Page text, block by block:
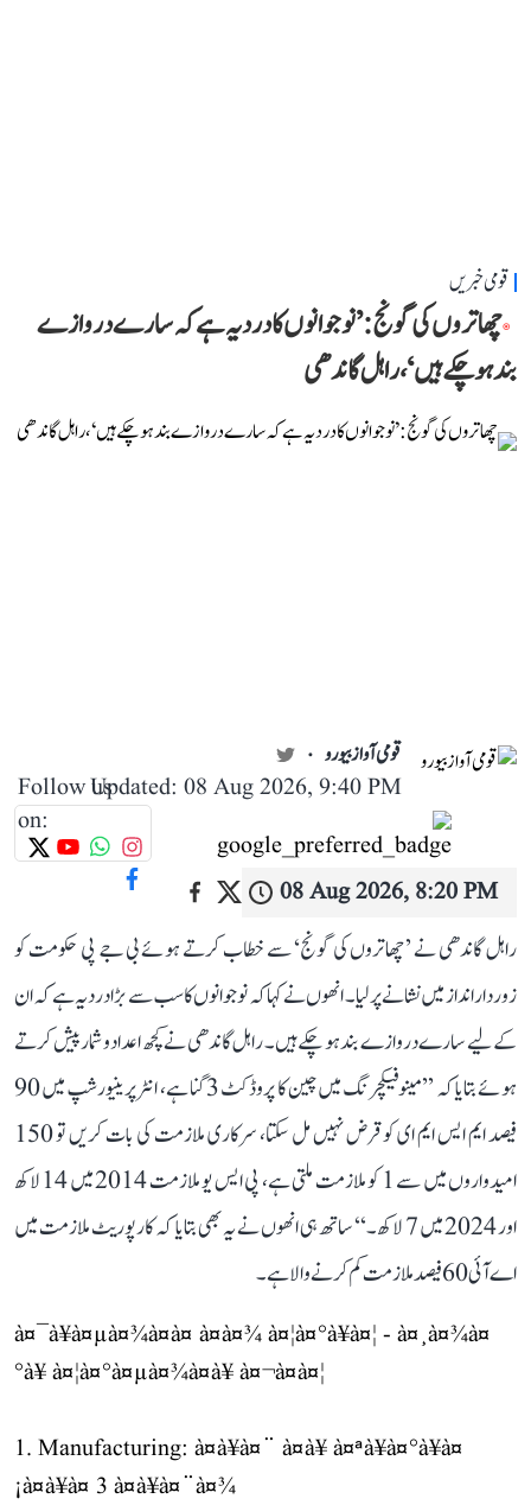
قومی خبریں
چھاتروں کی گونج: ’نوجوانوں کا درد یہ ہے کہ سارے دروازے
بند ہو چکے ہیں‘، راہل گاندھی
قومی آواز بیورو
Updated: 08 Aug 2026, 9:40 PM
Follow us
on:
08 Aug 2026, 8:20 PM
راہل گاندھی نے ’چھاتروں کی گونج‘ سے خطاب کرتے ہوئے بی جے پی حکومت کو
زوردار انداز میں نشانے پر لیا۔ انھوں نے کہا کہ نوجوانوں کا سب سے بڑا درد یہ ہے کہ ان
کے لیے سارے دروازے بند ہو چکے ہیں۔ راہل گاندھی نے کچھ اعداد و شمار پیش کرتے
ہوئے بتایا کہ ’’مینوفیکچرنگ میں چین کا پروڈکٹ 3 گنا ہے، انٹرپرینیورشپ میں 90
فیصد ایم ایس ایم ای کو قرض نہیں مل سکتا، سرکاری ملازمت کی بات کریں تو 150
امیدواروں میں سے 1 کو ملازمت ملتی ہے، پی ایس یو ملازمت 2014 میں 14 لاکھ
اور 2024 میں 7 لاکھ۔‘‘ ساتھ ہی انھوں نے یہ بھی بتایا کہ کارپوریٹ ملازمت میں
اے آئی 60 فیصد ملازمت کم کرنے والا ہے۔
à¤¯à¥à¤µà¤¾à¤à¤ à¤à¤¾ à¤¦à¤°à¥à¤¦ - à¤¸à¤¾à¤
°à¥ à¤¦à¤°à¤µà¤¾à¤à¥ à¤¬à¤à¤¦
1. Manufacturing: à¤à¥à¤¨ à¤à¥ à¤ªà¥à¤°à¥à¤
¡à¤à¥à¤ 3 à¤à¥à¤¨à¤¾